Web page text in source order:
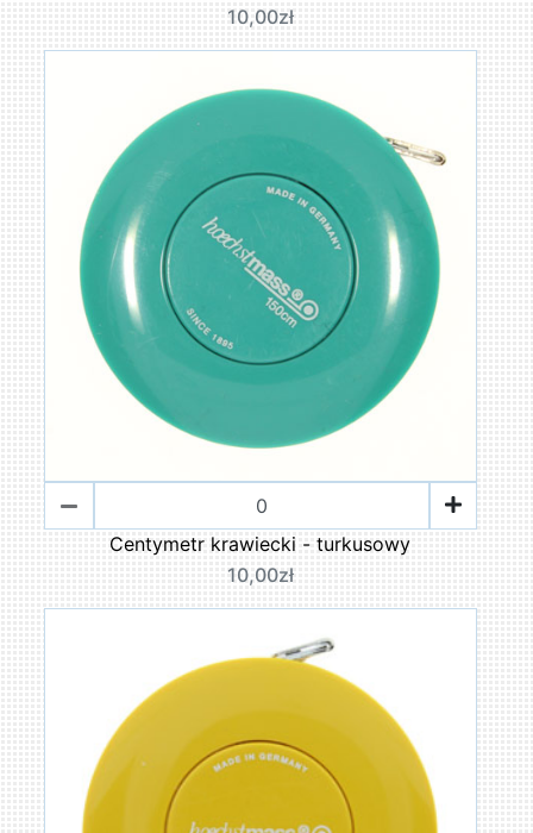
10,00zł
Centymetr krawiecki - turkusowy
10,00zł